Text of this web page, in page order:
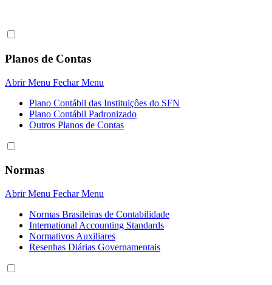
Planos de Contas
Abrir Menu Fechar Menu
Plano Contábil das Instituiçôes do SFN
Plano Contábil Padronizado
Outros Planos de Contas
Normas
Abrir Menu Fechar Menu
Normas Brasileiras de Contabilidade
International Accounting Standards
Normativos Auxiliares
Resenhas Diárias Governamentais